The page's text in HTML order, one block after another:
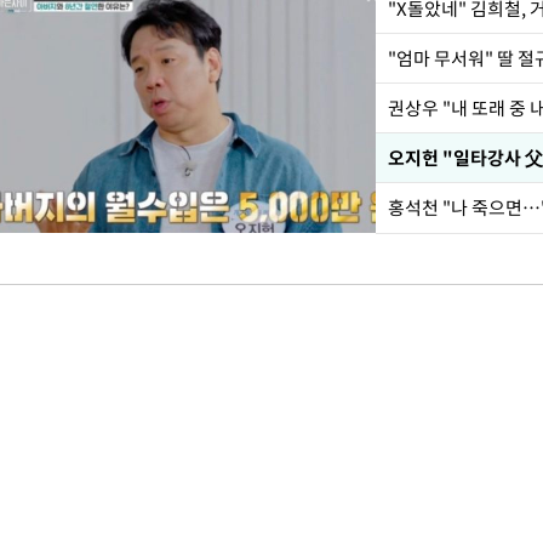
"X돌았네" 김희철,
권상우 "내 또래 중
홍석천 "나 죽으면